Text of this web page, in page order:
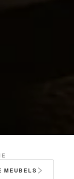
MEUBELS